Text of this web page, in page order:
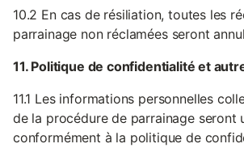
10.2 En cas de résiliation, toutes les
parrainage non réclamées seront
11. Politique de confidentialité et
11.1 Les informations personnelles
de la procédure de parrainage seront
conformément à la politique de